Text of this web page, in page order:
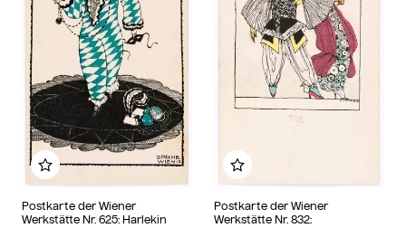
Postkarte der Wiener
Werkstätte Nr. 625: Harlekin
Zu meinem Album hinzufügen
Postkarte der Wiener
Werkstätte Nr. 832:
Zu meinem Album